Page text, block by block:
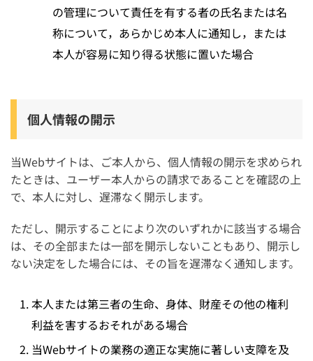
の管理について責任を有する者の氏名または名
称について，あらかじめ本人に通知し，または
本人が容易に知り得る状態に置いた場合
個人情報の開示
当Webサイトは、ご本人から、個人情報の開示を求められ
たときは、ユーザー本人からの請求であることを確認の上
で、本人に対し、遅滞なく開示します。
ただし、開示することにより次のいずれかに該当する場合
は、その全部または一部を開示しないこともあり、開示し
ない決定をした場合には、その旨を遅滞なく通知します。
本人または第三者の生命、身体、財産その他の権利
利益を害するおそれがある場合
当Webサイトの業務の適正な実施に著しい支障を及